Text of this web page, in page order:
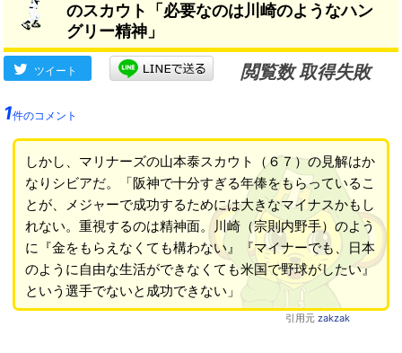
のスカウト「必要なのは川崎のようなハン
グリー精神」
ツイート
閲覧数 取得失敗
1件のコメント
しかし、マリナーズの山本泰スカウト（６７）の見解はか
なりシビアだ。「阪神で十分すぎる年俸をもらっているこ
とが、メジャーで成功するためには大きなマイナスかもし
れない。重視するのは精神面。川崎（宗則内野手）のよう
に『金をもらえなくても構わない』『マイナーでも、日本
のように自由な生活ができなくても米国で野球がしたい』
という選手でないと成功できない」
引用元 zakzak